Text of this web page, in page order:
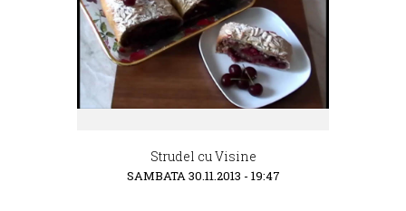
Strudel cu Visine
SAMBATA 30.11.2013 - 19:47